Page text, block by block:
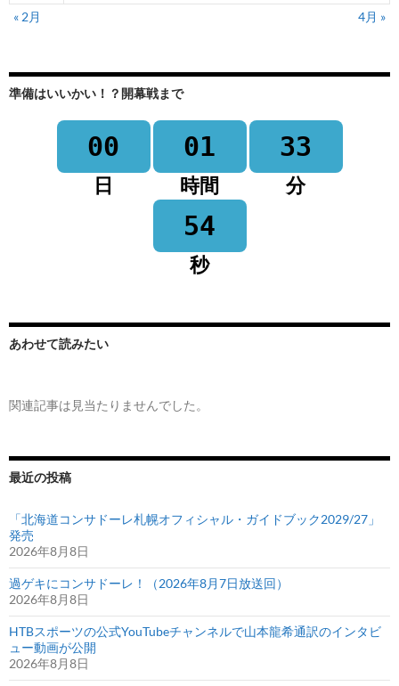
« 2月
4月 »
準備はいいかい！？開幕戦まで
00
日
01
時間
33
分
54
秒
あわせて読みたい
関連記事は見当たりませんでした。
最近の投稿
「北海道コンサドーレ札幌オフィシャル・ガイドブック2029/27」
発売
2026年8月8日
過ゲキにコンサドーレ！（2026年8月7日放送回）
2026年8月8日
HTBスポーツの公式YouTubeチャンネルで山本龍希通訳のインタビ
ュー動画が公開
2026年8月8日